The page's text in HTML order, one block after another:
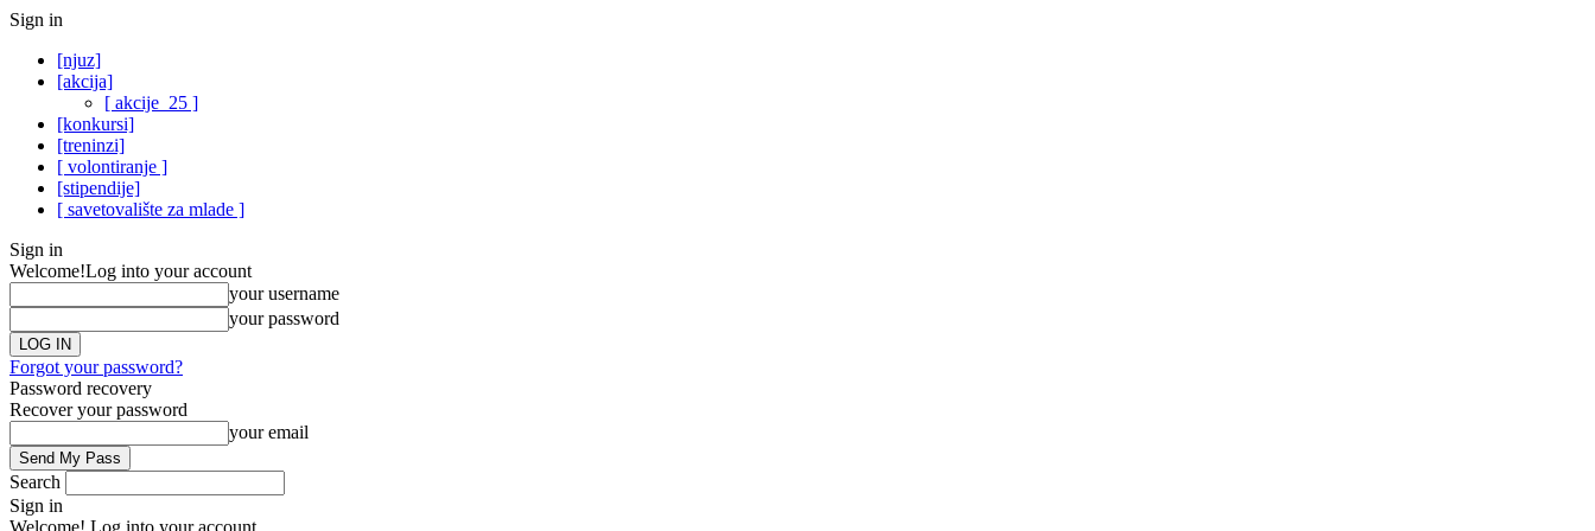
Sign in
[njuz]
[akcija]
[ akcije_25 ]
[konkursi]
[treninzi]
[ volontiranje ]
[stipendije]
[ savetovalište za mlade ]
Sign in
Welcome!Log into your account
your username
your password
Forgot your password?
Password recovery
Recover your password
your email
Search
Sign in
Welcome! Log into your account